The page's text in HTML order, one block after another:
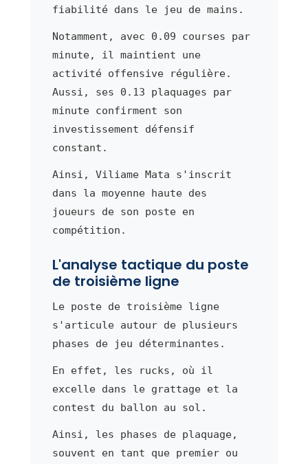
fiabilité dans le jeu de mains.
Notamment, avec 0.09 courses par
minute, il maintient une
activité offensive régulière.
Aussi, ses 0.13 plaquages par
minute confirment son
investissement défensif
constant.
Ainsi, Viliame Mata s'inscrit
dans la moyenne haute des
joueurs de son poste en
compétition.
L'analyse tactique du poste
de troisième ligne
Le poste de troisième ligne
s'articule autour de plusieurs
phases de jeu déterminantes.
En effet, les rucks, où il
excelle dans le grattage et la
contest du ballon au sol.
Ainsi, les phases de plaquage,
souvent en tant que premier ou